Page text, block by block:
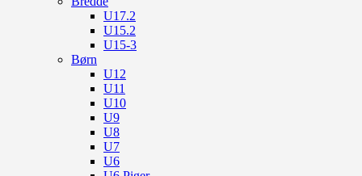
U17.2
U15.2
U15-3
Børn
U12
U11
U10
U9
U8
U7
U6